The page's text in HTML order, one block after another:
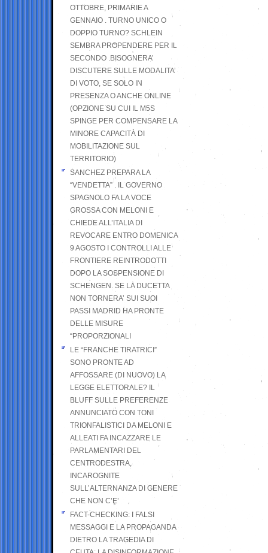
OTTOBRE, PRIMARIE A
GENNAIO . TURNO UNICO O
DOPPIO TURNO? SCHLEIN
SEMBRA PROPENDERE PER IL
SECONDO .BISOGNERA’
DISCUTERE SULLE MODALITA’
DI VOTO, SE SOLO IN
PRESENZA O ANCHE ONLINE
(OPZIONE SU CUI IL M5S
SPINGE PER COMPENSARE LA
MINORE CAPACITÀ DI
MOBILITAZIONE SUL
TERRITORIO)
SANCHEZ PREPARA LA
“VENDETTA” . IL GOVERNO
SPAGNOLO FA LA VOCE
GROSSA CON MELONI E
CHIEDE ALL’ITALIA DI
REVOCARE ENTRO DOMENICA
9 AGOSTO I CONTROLLI ALLE
FRONTIERE REINTRODOTTI
DOPO LA SOSPENSIONE DI
SCHENGEN. SE LA DUCETTA
NON TORNERA’ SUI SUOI
PASSI MADRID HA PRONTE
DELLE MISURE
“PROPORZIONALI
LE “FRANCHE TIRATRICI”
SONO PRONTE AD
AFFOSSARE (DI NUOVO) LA
LEGGE ELETTORALE? IL
BLUFF SULLE PREFERENZE
ANNUNCIATO CON TONI
TRIONFALISTICI DA MELONI E
ALLEATI FA INCAZZARE LE
PARLAMENTARI DEL
CENTRODESTRA,
INCAROGNITE
SULL’ALTERNANZA DI GENERE
CHE NON C’E’
FACT-CHECKING: I FALSI
MESSAGGI E LA PROPAGANDA
DIETRO LA TRAGEDIA DI